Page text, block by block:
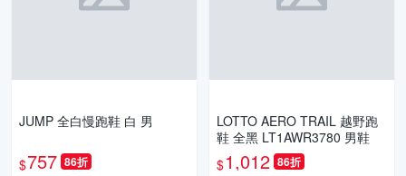
JUMP 全白慢跑鞋 白 男
$757 86折
LOTTO AERO TRAIL 越野跑
鞋 全黑 LT1AWR3780 男鞋
$1,012 86折